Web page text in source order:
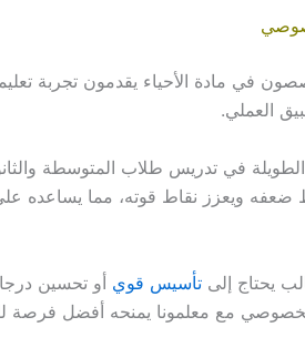
في مادة الأحياء يقدمون تجربة
العملي.
في تدريس طلاب المتوسطة
ويعزز نقاط قوته، مما يساعده على
يحتاج إلى تأسيس قوي أو تحسين
الخصوصي مع معلمونا يمنحه أفضل فرصة